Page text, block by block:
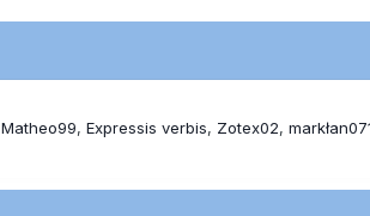
Matheo99 Expressis verbis Zotex02